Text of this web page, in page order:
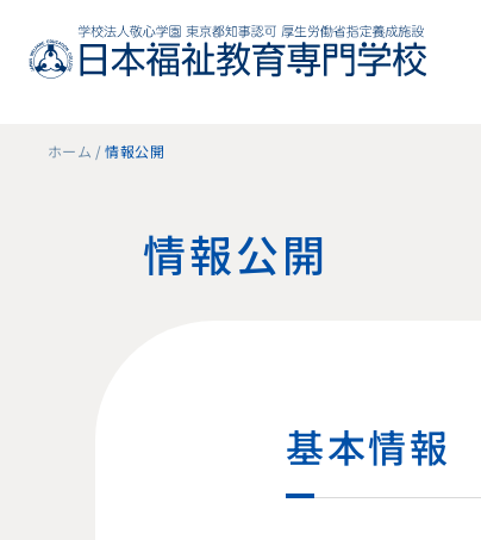
ホーム 情報公開
情報公開
基本情報